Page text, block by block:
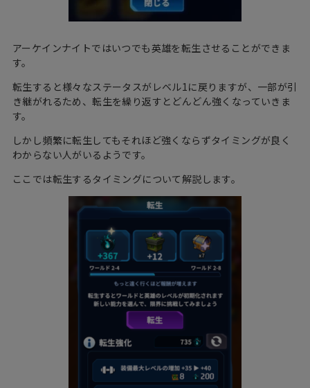
アーケインナイトではいつでも英雄を転生させることができま
す。
転生すると様々なステータスがレベル1に戻りますが、一部が引
き継がれるため、転生を繰り返すとどんどん強くなっていきま
す。
しかし頻繁に転生してもそれほど強くならずタイミングが良く
わからない人がいるようです。
ここでは転生するタイミングについて解説します。